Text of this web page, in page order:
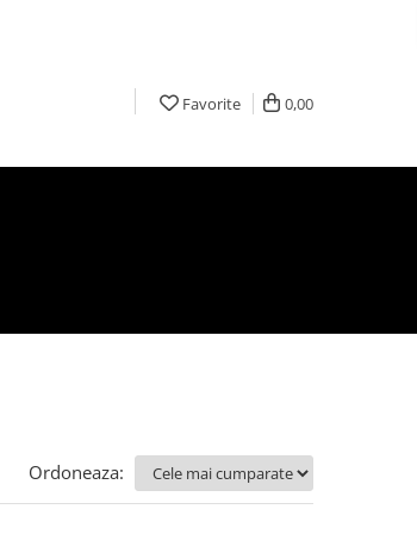
Favorite 0,00
Ordoneaza: